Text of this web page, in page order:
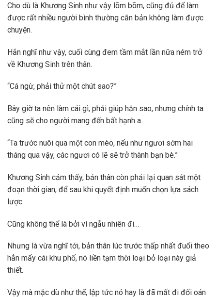
Cho dù là Khương Sinh như vậy lõm bõm, cũng đủ để làm
được rất nhiều người bình thường căn bản không làm được
chuyện.
Hắn nghĩ như vậy, cuối cùng đem tầm mắt lần nữa ném trở
về Khương Sinh trên thân.
“Cá ngừ, phải thử một chút sao?”
Bây giờ ta nên làm cái gì, phải giúp hắn sao, nhưng chính ta
cũng sẽ cho người mang đến bất hạnh a.
“Ta trước nuôi qua một con mèo, nếu như ngươi sớm hai
tháng qua vậy, các ngươi có lẽ sẽ trở thành bạn bè.”
Khương Sinh cảm thấy, bản thân còn phải lại quan sát một
đoạn thời gian, để sau khi quyết định muốn chọn lựa sách
lược.
Cũng không thể là bởi vì ngẫu nhiên đi…
Nhưng là vừa nghĩ tới, bản thân lúc trước thấp nhất đuổi theo
hẳn mấy cái khu phố, nó liền tạm thời loại bỏ loại này giả
thiết.
Vậy mà mặc dù như thế, lập tức nó hay là đã mất đi đối oán